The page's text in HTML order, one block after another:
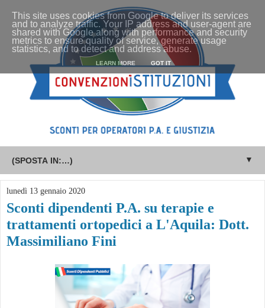
▼
lunedì 13 gennaio 2020
Sconti dipendenti P.A. su terapie e
trattamenti ortopedici a L'Aquila: Dott.
Massimiliano Fini
This site uses cookies from Google to deliver its services
and to analyze traffic. Your IP address and user-agent are
shared with Google along with performance and security
metrics to ensure quality of service, generate usage
statistics, and to detect and address abuse.
LEARN MORE GOT IT